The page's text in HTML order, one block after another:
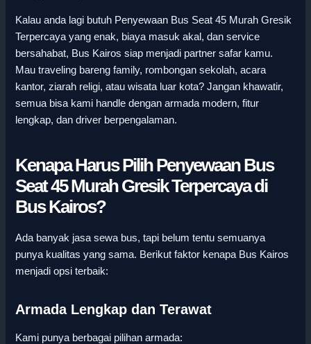
Kalau anda lagi butuh Penyewaan Bus Seat 45 Murah Gresik
Terpercaya yang enak, biaya masuk akal, dan service
bersahabat, Bus Kairos siap menjadi partner safar kamu.
Mau traveling bareng family, rombongan sekolah, acara
kantor, ziarah religi, atau wisata luar kota? Jangan khawatir,
semua bisa kami handle dengan armada modern, fitur
lengkap, dan driver berpengalaman.
Kenapa Harus Pilih Penyewaan Bus
Seat 45 Murah Gresik Terpercaya di
Bus Kairos?
Ada banyak jasa sewa bus, tapi belum tentu semuanya
punya kualitas yang sama. Berikut faktor kenapa Bus Kairos
menjadi opsi terbaik:
Armada Lengkap dan Terawat
Kami punya berbagai pilihan armada: